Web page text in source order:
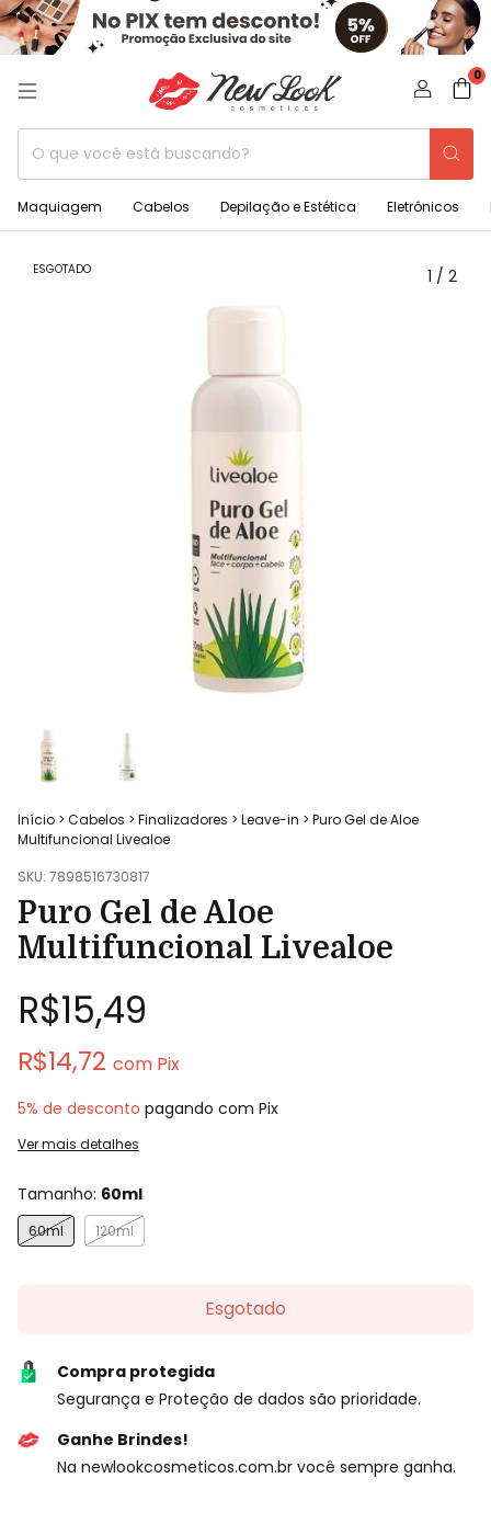
0
Maquiagem Cabelos Depilação e Estética Eletrônicos
ESGOTADO 1 / 2
Início > Cabelos > Finalizadores > Leave-in > Puro Gel de Aloe
Multifuncional Livealoe
SKU: 7898516730817
Puro Gel de Aloe
Multifuncional Livealoe
R$15,49
R$14,72 com Pix
5% de desconto pagando com Pix
Ver mais detalhes
Tamanho: 60ml
60ml 120ml
Compra protegida
Segurança e Proteção de dados são prioridade.
Ganhe Brindes!
Na newlookcosmeticos.com.br você sempre ganha.